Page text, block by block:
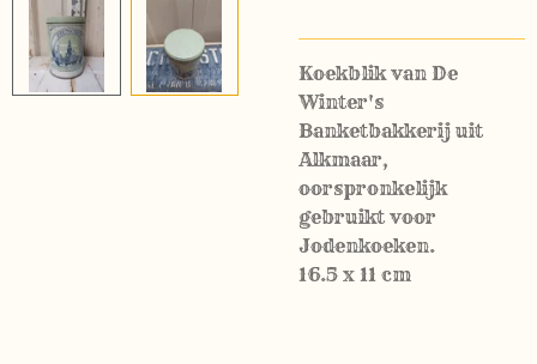
Koekblik van De
Winter's
Banketbakkerij uit
Alkmaar,
oorspronkelijk
gebruikt voor
Jodenkoeken.
16.5 x 11 cm